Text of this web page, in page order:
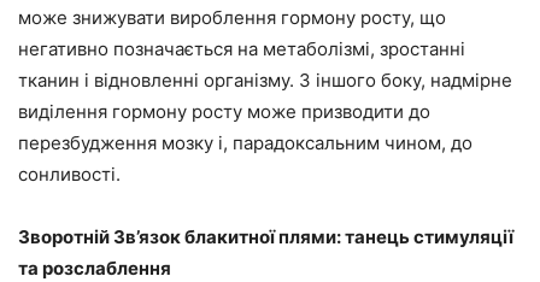
може знижувати вироблення гормону росту, що
негативно позначається на метаболізмі, зростанні
тканин і відновленні організму. З іншого боку, надмірне
виділення гормону росту може призводити до
перезбудження мозку і, парадоксальним чином, до
сонливості.
Зворотній Зв’язок блакитної плями: танець стимуляції
та розслаблення